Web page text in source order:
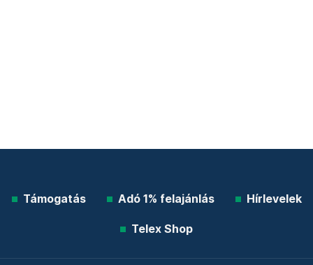
Támogatás Adó 1% felajánlás Hírlevelek
Telex Shop